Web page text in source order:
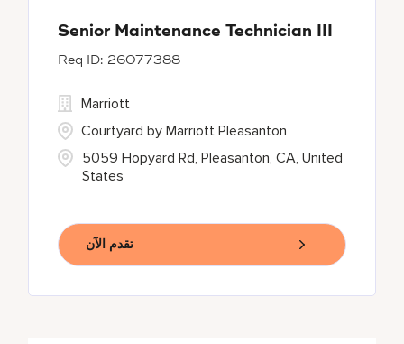
Senior Maintenance Technician III
26077388
5059 Hopyard Rd, Pleasanton, CA, United
States
Marriott
Courtyard by Marriott Pleasanton
تقدم الآن